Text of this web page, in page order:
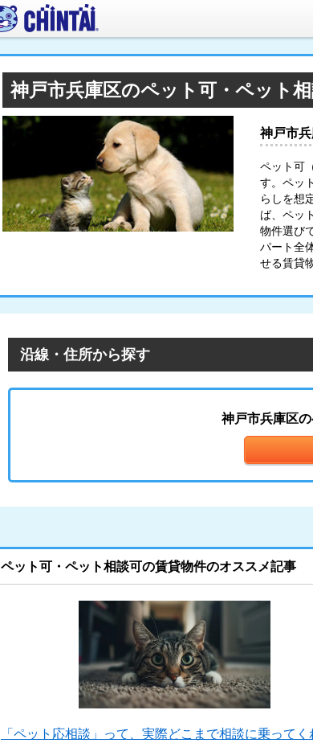
神戸市兵庫区のペット可・ペット
神戸市
ペット可
す。ペッ
らしを想
ば、ペッ
物件選び
パート全
せる賃貸
沿線・住所から探す
神戸市兵庫区
ペット可・ペット相談可の賃貸物件のオススメ記事
「ペット応相談」って、実際どこまで相談に乗ってく